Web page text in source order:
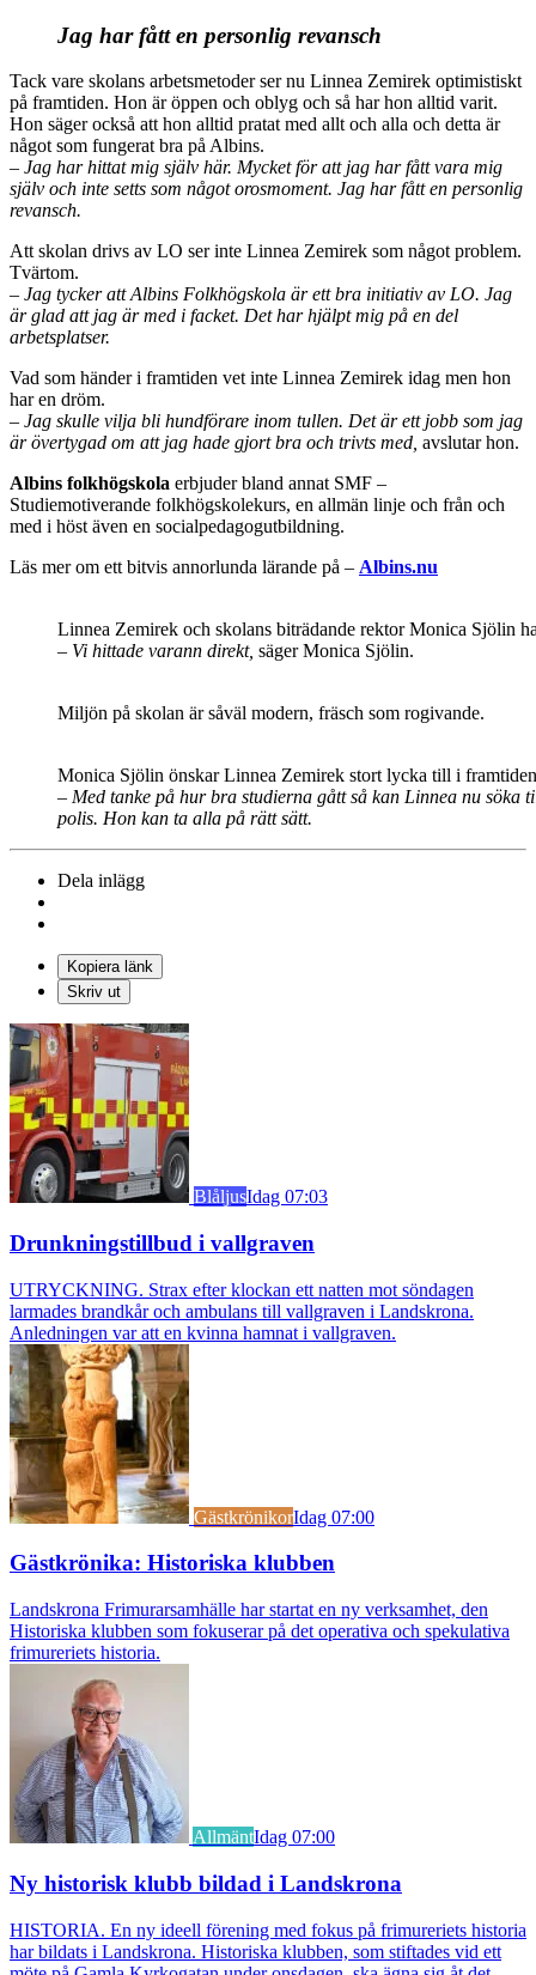
Jag har fått en personlig revansch
Tack vare skolans arbetsmetoder ser nu Linnea Zemirek optimistiskt
på framtiden. Hon är öppen och oblyg och så har hon alltid varit.
Hon säger också att hon alltid pratat med allt och alla och detta är
något som fungerat bra på Albins.
– Jag har hittat mig själv här. Mycket för att jag har fått vara mig
själv och inte setts som något orosmoment. Jag har fått en personlig
revansch.
Att skolan drivs av LO ser inte Linnea Zemirek som något problem.
Tvärtom.
– Jag tycker att Albins Folkhögskola är ett bra initiativ av LO. Jag
är glad att jag är med i facket. Det har hjälpt mig på en del
arbetsplatser.
Vad som händer i framtiden vet inte Linnea Zemirek idag men hon
har en dröm.
– Jag skulle vilja bli hundförare inom tullen. Det är ett jobb som jag
är övertygad om att jag hade gjort bra och trivts med, avslutar hon.
Albins folkhögskola erbjuder bland annat SMF –
Studiemotiverande folkhögskolekurs, en allmän linje och från och
med i höst även en socialpedagogutbildning.
Läs mer om ett bitvis annorlunda lärande på – Albins.nu
Linnea Zemirek och skolans biträdande rektor Monica Sjölin
– Vi hittade varann direkt, säger Monica Sjölin.
Miljön på skolan är såväl modern, fräsch som rogivande.
Monica Sjölin önskar Linnea Zemirek stort lycka till i
– Med tanke på hur bra studierna gått så kan Linnea nu
polis. Hon kan ta alla på rätt sätt.
Dela inlägg
Kopiera länk
Skriv ut
BlåljusIdag 07:03
Drunkningstillbud i vallgraven
UTRYCKNING. Strax efter klockan ett natten mot söndagen
larmades brandkår och ambulans till vallgraven i Landskrona.
Anledningen var att en kvinna hamnat i vallgraven.
GästkrönikorIdag 07:00
Gästkrönika: Historiska klubben
Landskrona Frimurarsamhälle har startat en ny verksamhet, den
Historiska klubben som fokuserar på det operativa och spekulativa
frimureriets historia.
AllmäntIdag 07:00
Ny historisk klubb bildad i Landskrona
HISTORIA. En ny ideell förening med fokus på frimureriets historia
har bildats i Landskrona. Historiska klubben, som stiftades vid ett